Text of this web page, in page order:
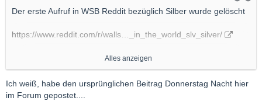
Der erste Aufruf in WSB Reddit bezüglich Silber wurde gelöscht
https://www.reddit.com/r/walls…_in_the_world_slv_silver/
Dort ging es im Kern um ""Buy AG and PSLV,
Ein neuer Thread entstand in welchem SLV empfohlen und
gepusht wird und von AG und PSLV eher abgeraten wird.
Alles anzeigen
Ich weiß, habe den ursprünglichen Beitrag Donnerstag Nacht hier
im Forum gepostet....